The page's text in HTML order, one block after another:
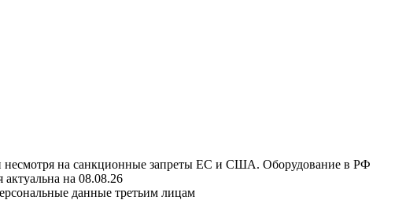
несмотря на санкционные запреты ЕС и США. Оборудование в РФ
на 08.08.26
данные третьим лицам